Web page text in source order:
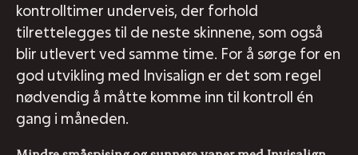
kontrolltimer underveis, der forhold
tilrettelegges til de neste skinnene, som også
blir utlevert ved samme time. For å sørge for en
god utvikling med Invisalign er det som regel
nødvendig å måtte komme inn til kontroll én
gang i måneden.